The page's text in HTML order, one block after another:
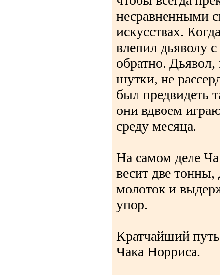
несравненными
искусствах.
влепил дьяволу
обратно.
шутки, не
был предвидеть
они вдвоем
среду месяца.
На самом деле
весит две
молоток и
упор.
Кратчайший
Чака Норриса.